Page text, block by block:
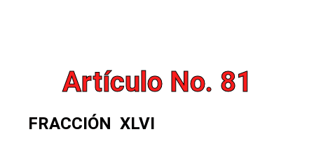
Artículo No. 81
FRACCIÓN XLVI